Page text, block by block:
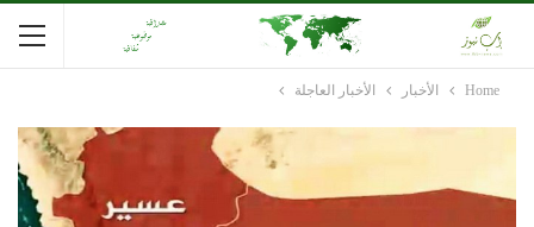
Home الأخبار الأخبار العاجلة